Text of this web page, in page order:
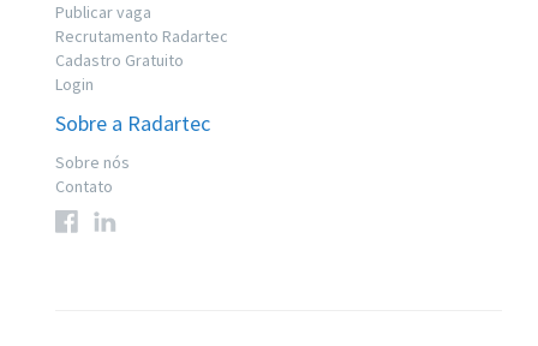
Publicar vaga
Recrutamento Radartec
Cadastro Gratuito
Login
Sobre a Radartec
Sobre nós
Contato